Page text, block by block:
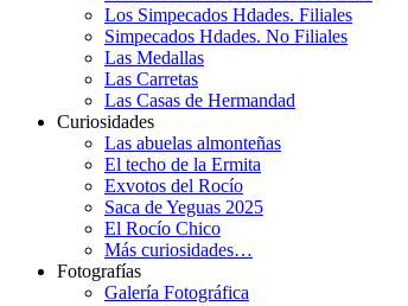
Los Simpecados Hdades. Filiales
Simpecados Hdades. No Filiales
Las Medallas
Las Carretas
Las Casas de Hermandad
Curiosidades
Las abuelas almonteñas
El techo de la Ermita
Exvotos del Rocío
Saca de Yeguas 2025
El Rocío Chico
Más curiosidades…
Fotografías
Galería Fotográfica